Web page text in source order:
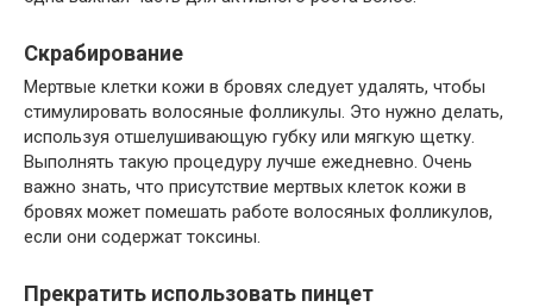
Скрабирование
Мертвые клетки кожи в бровях следует удалять, чтобы
стимулировать волосяные фолликулы. Это нужно делать,
используя отшелушивающую губку или мягкую щетку.
Выполнять такую процедуру лучше ежедневно. Очень
важно знать, что присутствие мертвых клеток кожи в
бровях может помешать работе волосяных фолликулов,
если они содержат токсины.
Прекратить использовать пинцет